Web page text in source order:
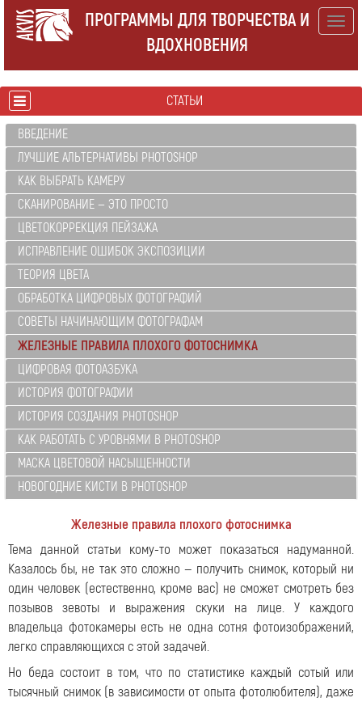
ПРОГРАММЫ ДЛЯ ТВОРЧЕСТВА И
ВДОХНОВЕНИЯ
СТАТЬИ
ВВЕДЕНИЕ
ЛУЧШИЕ АЛЬТЕРНАТИВЫ PHOTOSHOP
КАК ВЫБРАТЬ КАМЕРУ
СКАНИРОВАНИЕ — ЭТО ПРОСТО
ЦВЕТОКОРРЕКЦИЯ ПЕЙЗАЖА
ИСПРАВЛЕНИЕ ОШИБОК ЭКСПОЗИЦИИ
ТЕОРИЯ ЦВЕТА
ОБРАБОТКА ЦИФРОВЫХ ФОТОГРАФИЙ
СОВЕТЫ НАЧИНАЮЩИМ ФОТОГРАФАМ
ЖЕЛЕЗНЫЕ ПРАВИЛА ПЛОХОГО ФОТОСНИМКА
ЦИФРОВАЯ ФОТОАЗБУКА
ИСТОРИЯ ФОТОГРАФИИ
ИСТОРИЯ СОЗДАНИЯ PHOTOSHOP
КАК РАБОТАТЬ С УРОВНЯМИ В PHOTOSHOP
МАСКА ЦВЕТОВОЙ НАСЫЩЕННОСТИ
НОВОГОДНИЕ КИСТИ В PHOTOSHOP
Железные правила плохого фотоснимка
Тема данной статьи кому-то может показаться надуманной.
Казалось бы, не так это сложно — получить снимок, который ни
один человек (естественно, кроме вас) не сможет смотреть без
позывов зевоты и выражения скуки на лице. У каждого
владельца фотокамеры есть не одна сотня фотоизображений,
легко справляющихся с этой задачей.
Но беда состоит в том, что по статистике каждый сотый или
тысячный снимок (в зависимости от опыта фотолюбителя), даже